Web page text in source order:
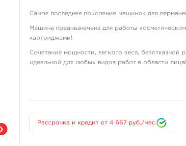
Самое последнее поколение машинок для
Машина предназначена для работы
картриджами!
Сочетание мощности, легкого веса, безотказной
идеальной для любых видов работ в области лица!
Благодаря RCA входу машинку можно
Характеристики:
Рассрочка и кредит от 4 667 руб./мес.